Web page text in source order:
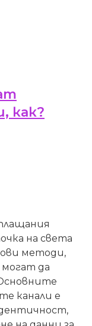
как?
на света
методи,
да
канали е